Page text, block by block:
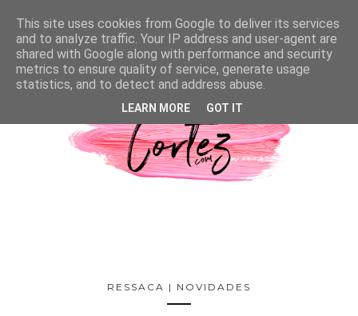
RESSACA | NOVIDADES
This site uses cookies from Google to deliver its services
and to analyze traffic. Your IP address and user-agent are
shared with Google along with performance and security
metrics to ensure quality of service, generate usage
statistics, and to detect and address abuse.
LEARN MORE GOT IT